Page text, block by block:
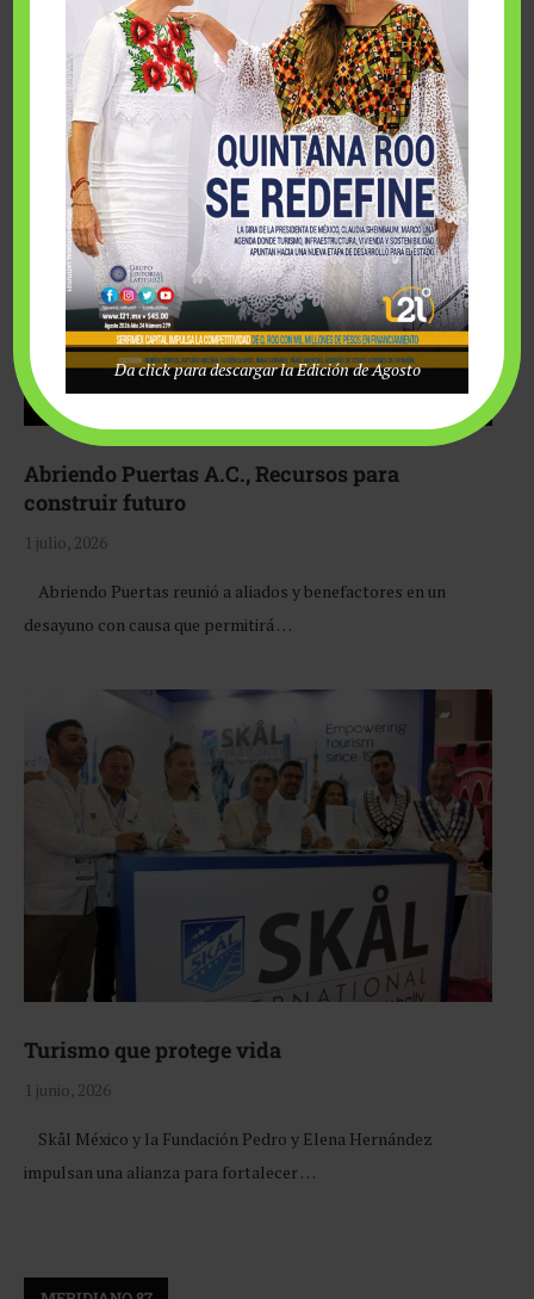
Fairmont Mayakoba y Make-A-Wish México unieron
esfuerzos para hacer realidad el deseo de una …
Abriendo Puertas A.C., Recursos para
construir futuro
1 julio, 2026
Abriendo Puertas reunió a aliados y benefactores en un
desayuno con causa que permitirá …
Turismo que protege vida
1 junio, 2026
Skål México y la Fundación Pedro y Elena Hernández
impulsan una alianza para fortalecer …
Da click para descargar la Edición de Agosto